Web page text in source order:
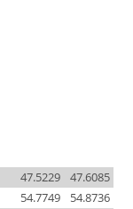
47.6085
47.5229
54.8736
54.7749